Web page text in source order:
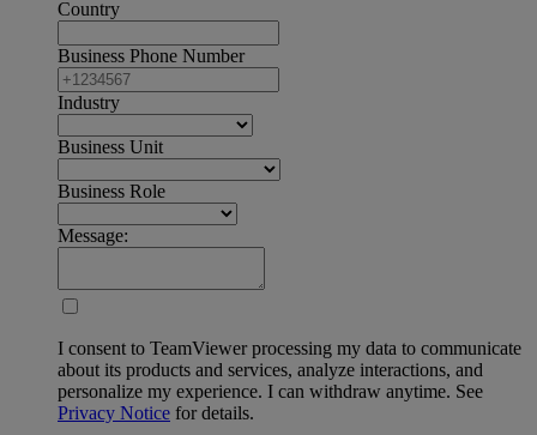
Country
Business Phone Number
Industry
Business Unit
Business Role
Message:
I consent to TeamViewer processing my data to communicate
about its products and services, analyze interactions, and
personalize my experience. I can withdraw anytime. See
Privacy Notice for details.